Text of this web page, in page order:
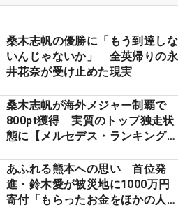
桑木志帆の優勝に「もう到達しな
いんじゃないか」 全英帰りの永
井花奈が受け止めた現実
桑木志帆が海外メジャー制覇で
800pt獲得 実質のトップ独走状
態に【メルセデス・ランキング番
あふれる熊本への思い 首位発
進・鈴木愛が被災地に1000万円
寄付「もらったお金をほかの人